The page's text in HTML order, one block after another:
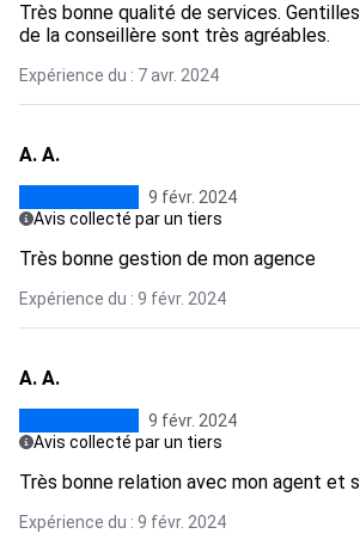
Très bonne qualité de services.
de la conseillère sont très agréables.
Expérience du : 7 avr. 2024
A. A.
9 févr. 2024
Avis collecté par un tiers
Très bonne gestion de mon agence
Expérience du : 9 févr. 2024
A. A.
9 févr. 2024
Avis collecté par un tiers
Très bonne relation avec mon agent et
Expérience du : 9 févr. 2024